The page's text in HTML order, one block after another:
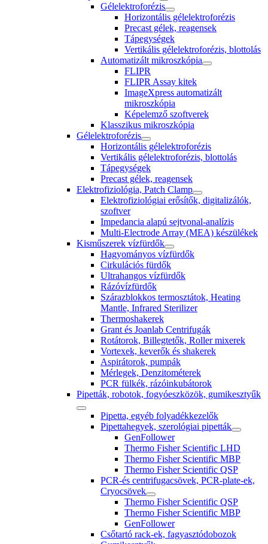
Gélelektroforézis
Horizontális gélelektroforézis
Precast gélek, reagensek
Tápegységek
Vertikális gélelektroforézis, blottolás
Automatizált mikroszkópia
FLIPR
FLIPR Assay kitek
ImageXpress automatizált
mikroszkópia
Képelemző szoftverek
Klasszikus mikroszkópia
Gélelektroforézis
Horizontális gélelektroforézis
Vertikális gélelektroforézis, blottolás
Tápegységek
Precast gélek, reagensek
Elektrofiziológia, Patch Clamp
Elektrofiziológiai erősítők, digitalizálók,
szoftver
Impedancia alapú sejtvonal-analízis
Multi-Electrode Array (MEA) készülékek
Kisműszerek vízfürdők
Hagyományos vízfürdők
Cirkulációs fürdők
Ultrahangos vízfürdők
Rázóvízfürdők
Szárazblokkos termosztátok, Heating
Mantle, Infrared Sterilizer
Thermoshakerek
Grant és Joanlab Centrifugák
Rotátorok, Billegtetők, Roller mixerek
Vortexek, keverők és shakerek
Aspirátorok, pumpák
Mérlegek, Denzitométerek
PCR fülkék, rázóinkubátorok
Pipetták, robotok, fogyóeszközök, gumikesztyűk
Pipetta, egyéb folyadékkezelők
Pipettahegyek, szerológiai pipetták
GenFollower
Thermo Fisher Scientific LHD
Thermo Fisher Scientific MBP
Thermo Fisher Scientific QSP
PCR-és centrifugacsövek, PCR-plate-ek,
Cryocsövek
Thermo Fisher Scientific QSP
Thermo Fisher Scientific MBP
GenFollower
Csőtartó rack-ek, fagyasztódobozok